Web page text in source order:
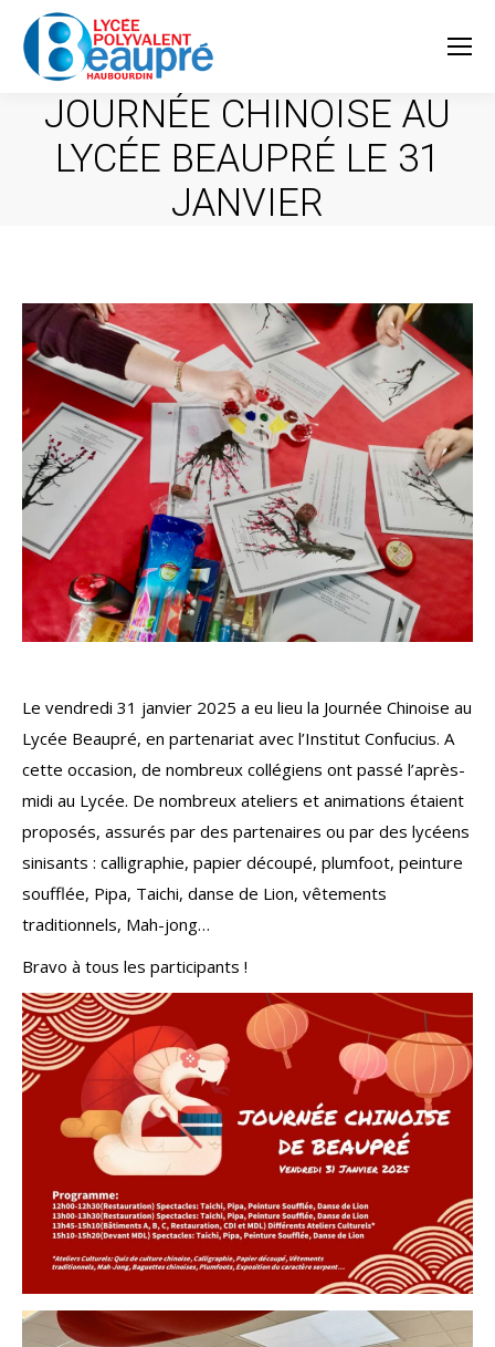
JOURNÉE CHINOISE AU
LYCÉE BEAUPRÉ LE 31
JANVIER
Le vendredi 31 janvier 2025 a eu lieu la Journée Chinoise au
Lycée Beaupré, en partenariat avec l’Institut Confucius. A
cette occasion, de nombreux collégiens ont passé l’après-
midi au Lycée. De nombreux ateliers et animations étaient
proposés, assurés par des partenaires ou par des lycéens
sinisants : calligraphie, papier découpé, plumfoot, peinture
soufflée, Pipa, Taichi, danse de Lion, vêtements
traditionnels, Mah-jong…
Bravo à tous les participants !